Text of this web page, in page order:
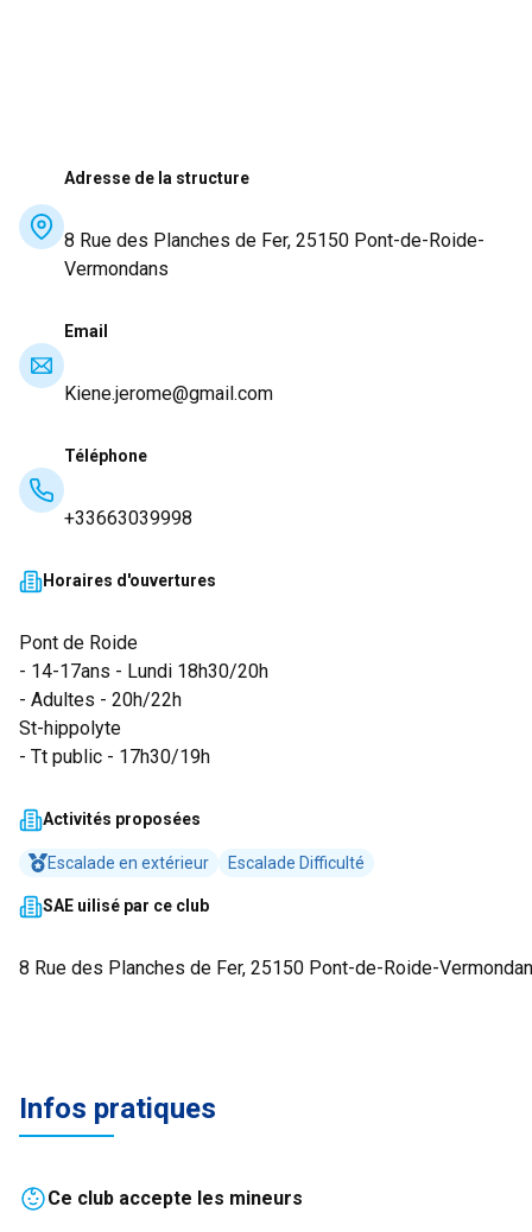
Adresse de la structure
8 Rue des Planches de Fer, 25150 Pont-de-Roide-
Vermondans
Email
Kiene.jerome@gmail.com
Téléphone
+33663039998
Horaires d'ouvertures
Pont de Roide
- 14-17ans - Lundi 18h30/20h
- Adultes - 20h/22h
St-hippolyte
- Tt public - 17h30/19h
Activités proposées
Escalade en extérieur Escalade Difficulté
SAE uilisé par ce club
8 Rue des Planches de Fer, 25150 Pont-de-Roide-
Infos pratiques
Ce club accepte les mineurs